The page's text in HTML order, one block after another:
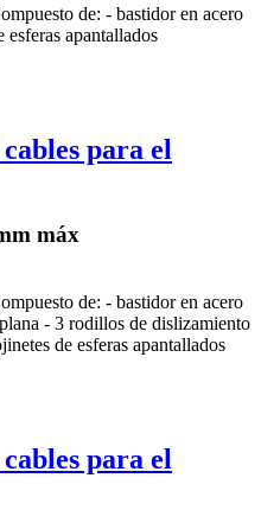
de: - bastidor en acero
apantallados
para el
máx
de: - bastidor en acero
- 3 rodillos de dislizamiento
de esferas apantallados
para el